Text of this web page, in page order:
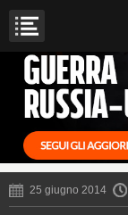
25 giugno 2014